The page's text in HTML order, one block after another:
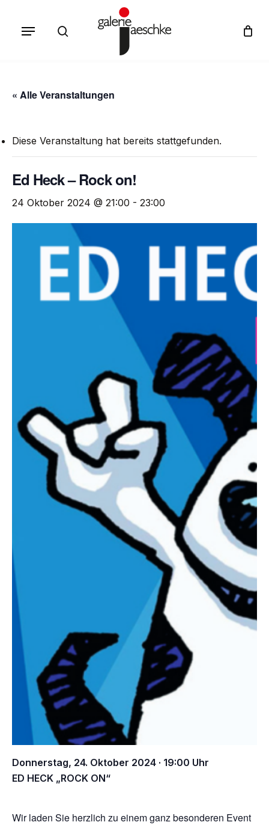
search
Menu Cart Close
Es befinden sich
keine Produkte im
« Alle Veranstaltungen
Diese Veranstaltung hat bereits stattgefunden.
Ed Heck – Rock on!
24 Oktober 2024 @ 21:00 - 23:00
Donnerstag, 24. Oktober 2024 · 19:00 Uhr
ED HECK „ROCK ON“
Wir laden Sie herzlich zu einem ganz besonderen Event